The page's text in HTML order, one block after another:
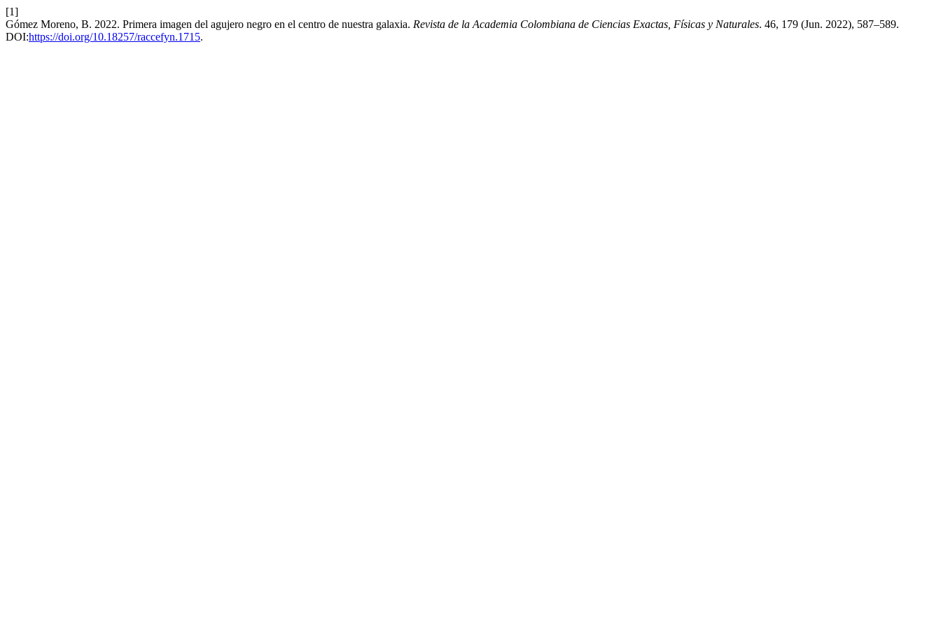
[1]
Gómez Moreno, B. 2022. Primera imagen del agujero negro en el centro de nuestra galaxia. Revista de la Academia Colombiana de Ciencias Exactas, Físicas y Naturales. 46, 179 (Jun. 2022), 587–589.
DOI:https://doi.org/10.18257/raccefyn.1715.